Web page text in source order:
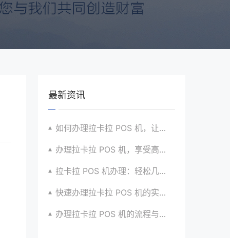
最新资讯
如何办理拉卡拉 POS 机，让生意更顺畅？看过来
办理拉卡拉 POS 机，享受高效支付服务的窍门
拉卡拉 POS 机办理：轻松几步，实现便捷收款啦
快速办理拉卡拉 POS 机的实用方法全知道
办理拉卡拉 POS 机的流程与技巧总结大公开